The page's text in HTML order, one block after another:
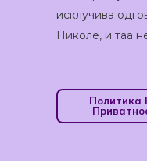
исклучива
Николе, и таа
Политика